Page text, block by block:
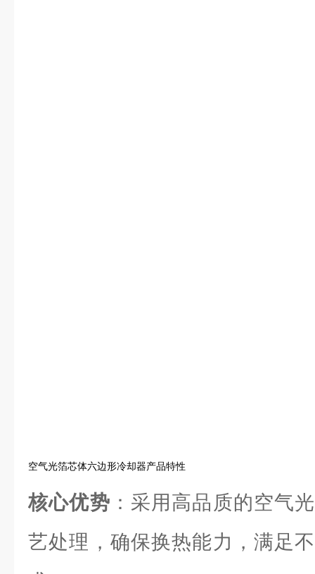
空气光箔芯体六边形冷却器产品特性
核心优势 ：采用高品质的空气
艺处理，确保换热能力，满足